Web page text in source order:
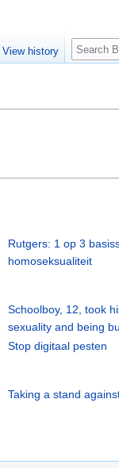
Rutgers: 1 op 3
homoseksualiteit
Schoolboy, 12, took
sexuality and being
Stop digitaal pesten
Taking a stand
View history